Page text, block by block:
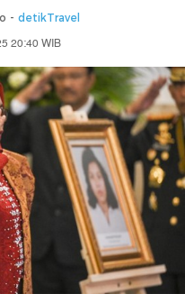
- detikTravel
20:40 WIB